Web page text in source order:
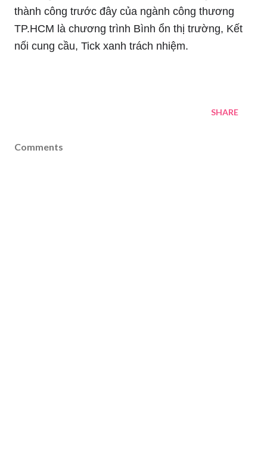
thành công trước đây của ngành công thương
TP.HCM là chương trình Bình ổn thị trường, Kết
nối cung cầu, Tick xanh trách nhiệm.
SHARE
Comments